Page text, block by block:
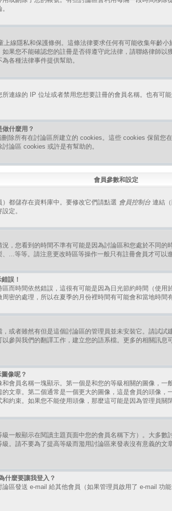
上線隱私和保護條例。這條法律要求任何有可能收集年齡
果您不能確認您的註冊是否得遵守此法律，請聯絡律師
各種法律事件提供幫助。
連線的 IP 位址或者禁用您想要註冊的會員名稱。也有可
什麼用？
刪除所有在討論區所建立的 cookies。這些 cookies 保留您
論區 cookies 或許是有幫助的。
會員參數和設定
都儲存在資料庫中。要修改它們請點選 會員控制台 連結
定。
，您看到的時間不準有可能是因為討論區和您處於不同
...等等。請注意更改時區等操作一般只有註冊會員才可以
誤！
而時間依然錯誤，這很有可能是因為日光節約時間（使
密的處理，所以在夏季的月份裡時間有可能會和當地時間
或者雖然有但是這個討論區的管理員並未安裝它。請試
參與我們的翻譯工作，建立您的語系檔。更多的相關訊
像呢？
會員名稱一塊顯示。第一個是和您的等級相關的圖像，
文章。第二個通常是一個更大的圖像，這是會員的頭像
約束。如果您不能使用頭像，那麼這可能是因為管理員關
一般顯示在閱讀主題頁面中您的會員名稱下方）。大多數
。請不要為了提高等級而濫用討論區來發表沒有意義的
什麼要讓我登入？
區發送 e-mail 給其他會員（如果管理員啟用了 e-mail 功